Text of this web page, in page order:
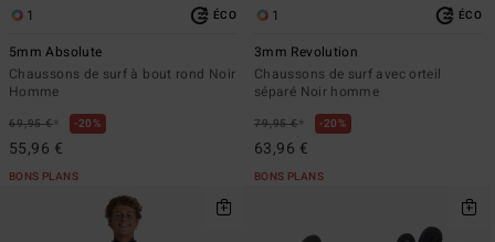
1 ÉCO
5mm Absolute
Chaussons de surf à bout rond Noir
Homme
69,95 €* 20%
55,96 €
BONS PLANS
1 ÉCO
3mm Revolution
Chaussons de surf avec orteil
séparé Noir homme
79,95 €* 20%
63,96 €
BONS PLANS